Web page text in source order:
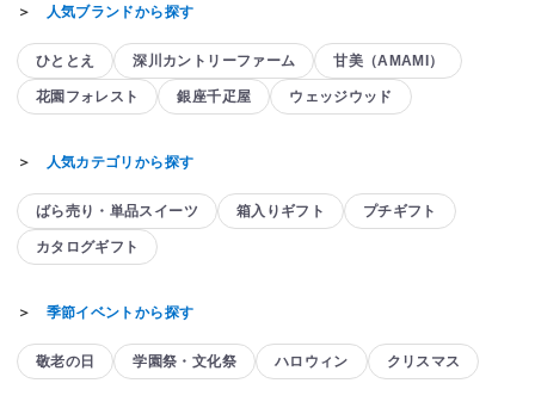
＞ 人気ブランドから探す
ひととえ 深川カントリーファーム 甘美（AMAMI）
花園フォレスト 銀座千疋屋 ウェッジウッド
＞ 人気カテゴリから探す
ばら売り・単品スイーツ 箱入りギフト プチギフト
カタログギフト
＞ 季節イベントから探す
敬老の日 学園祭・文化祭 ハロウィン クリスマス